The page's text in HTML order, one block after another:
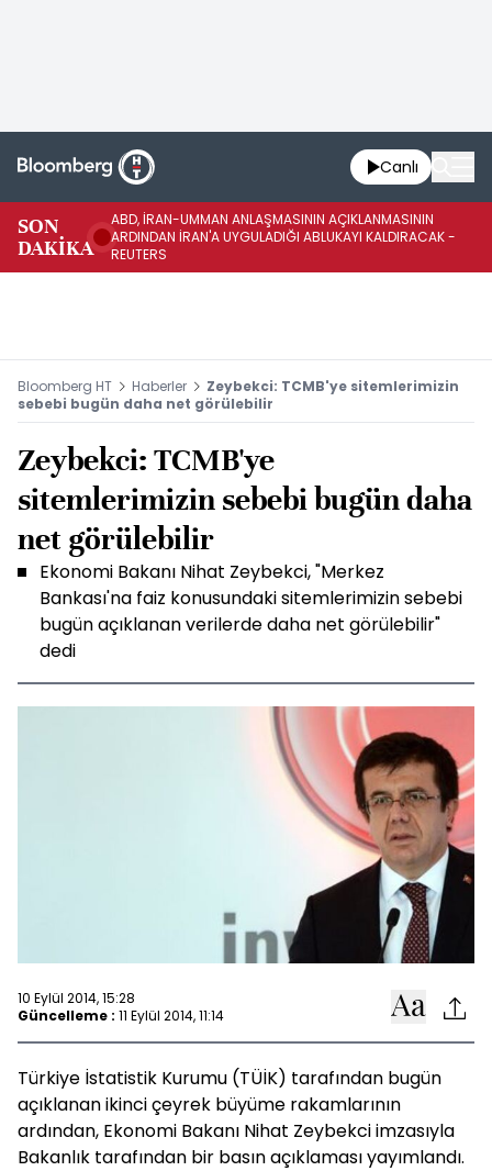
Canlı
SON
DAKİKA
ABD, İRAN-UMMAN ANLAŞMASININ AÇIKLANMASININ
ARDINDAN İRAN'A UYGULADIĞI ABLUKAYI KALDIRACAK -
REUTERS
Bloomberg HT Haberler
Zeybekci: TCMB'ye sitemlerimizin
sebebi bugün daha net görülebilir
Zeybekci: TCMB'ye
sitemlerimizin sebebi bugün daha
net görülebilir
Ekonomi Bakanı Nihat Zeybekci, "Merkez
Bankası'na faiz konusundaki sitemlerimizin sebebi
bugün açıklanan verilerde daha net görülebilir"
dedi
10 Eylül 2014, 15:28
Güncelleme : 11 Eylül 2014, 11:14
Türkiye İstatistik Kurumu (TÜİK) tarafından bugün
açıklanan ikinci çeyrek büyüme rakamlarının
ardından, Ekonomi Bakanı Nihat Zeybekci imzasıyla
Bakanlık tarafından bir basın açıklaması yayımlandı.